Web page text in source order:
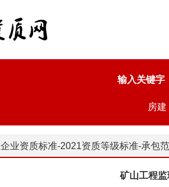
输入关键字
房建
业资质标准-2021资质等级标准-承包
矿山工程